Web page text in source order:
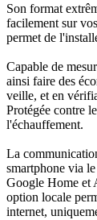
Son format
facilement sur
permet de
Capable de
ainsi faire des
veille, et en
Protégée contre
l'échauffement.
La
smartphone via
Google Home et
option locale
internet,